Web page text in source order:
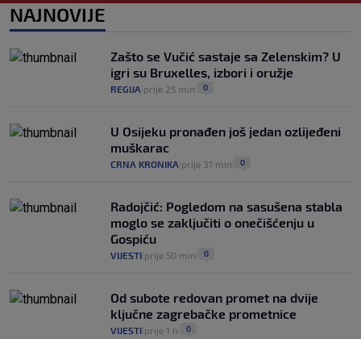
1
junaci naših priča budu oni koji pomažu,
a ne oni koji su pobijedili nekoga"
VIJESTI 2
NAJNOVIJE
Zašto se Vučić sastaje sa Zelenskim? U
igri su Bruxelles, izbori i oružje
REGIJA prije 25 min 0
U Osijeku pronađen još jedan ozlijeđeni
muškarac
CRNA KRONIKA prije 31 min 0
Radojčić: Pogledom na sasušena stabla
moglo se zaključiti o onečišćenju u
Gospiću
VIJESTI prije 50 min 0
Od subote redovan promet na dvije
ključne zagrebačke prometnice
VIJESTI prije 1 h 0